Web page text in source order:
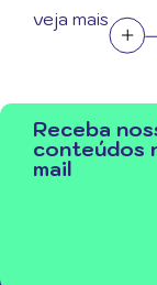
veja mais
Receba
conteúdos
mail